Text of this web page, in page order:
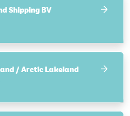
Shipping BV
/ Arctic Lakeland